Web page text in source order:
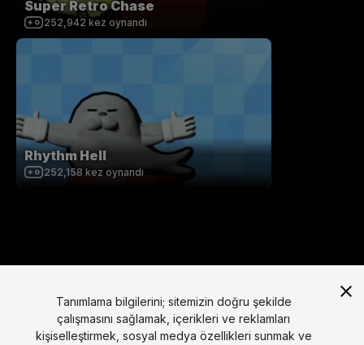
Super Retro Chase
252,942 kez oynandı
Rhythm Hell
252,158 kez oynandı
Tanımlama bilgilerini; sitemizin doğru şekilde
çalışmasını sağlamak, içerikleri ve reklamları
kişiselleştirmek, sosyal medya özellikleri sunmak ve